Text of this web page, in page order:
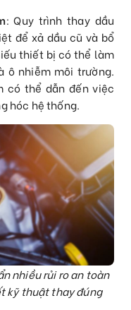
: Quy trình thay dầu
để xả dầu cũ và bổ
thiết bị có thể làm
ô nhiễm môi trường.
có thể dẫn đến việc
hóc hệ thống.
nhiều rủi ro an toàn
kỹ thuật thay đúng